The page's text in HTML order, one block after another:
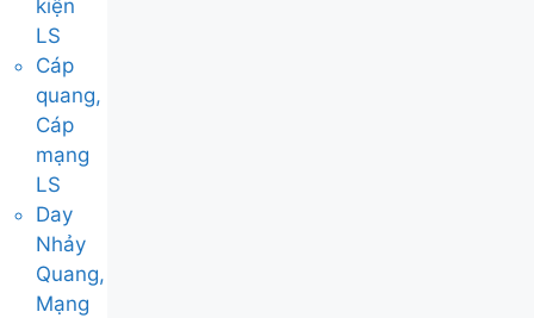
kiện
LS
Cáp
quang,
Cáp
mạng
LS
Day
Nhảy
Quang,
Mạng